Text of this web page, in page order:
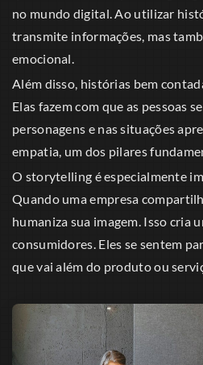
no mundo digital. Ao utilizar
transmite informações, mas
emocional.
Além disso, histórias bem
Elas fazem com que as pessoas
personagens e nas situações
empatia, um dos pilares
O storytelling é especialmente
Quando uma empresa
humaniza sua imagem. Isso cria
consumidores. Eles se sentem
que vai além do produto ou